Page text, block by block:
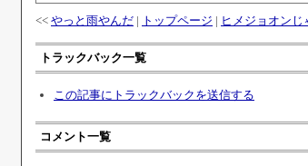
<< やっと雨やんだ | トップページ | ヒメジョオンじ
トラックバック一覧
この記事にトラックバックを送信する
コメント一覧